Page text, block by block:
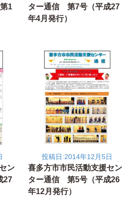
1
ター通信 第7号（平成27
年4月発行）
ン
27
投稿日:2014年12月5日
喜多方市市民活動支援セン
ター通信 第5号（平成26
年12月発行）